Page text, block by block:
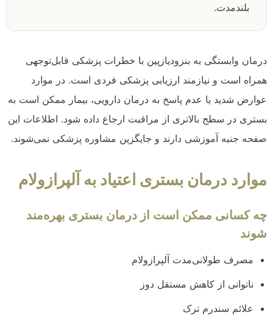
بلندمدت.
درمان وابستگی به بنزودیازپین با خطرات پزشکی قابل‌توجهی
همراه است و نیازمند ارزیابی پزشکی فردی است. در موارد
عوارض شدید یا عدم پاسخ به درمان دارویی، بیمار ممکن است به
بستری در سطح بالاتری از مراقبت ارجاع داده شود. اطلاعات این
صفحه جنبه آموزشی دارند و جایگزین مشاوره پزشکی نمی‌شوند.
موارد درمان بستری اعتیاد به آلپرازولام
چه کسانی ممکن است از درمان بستری بهره‌مند
شوند
مصرف طولانی‌مدت آلپرازولام
ناتوانی از کاهش مستقل دوز
علائم سندرم ترک